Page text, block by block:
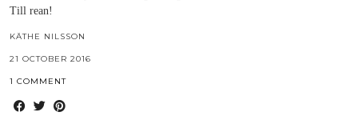
Till rean!
KÄTHE NILSSON
21 OCTOBER 2016
1 COMMENT